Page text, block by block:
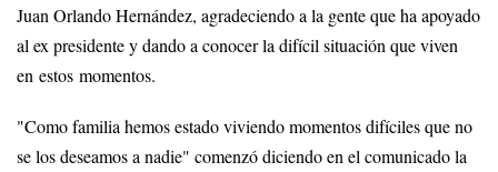
Juan Orlando Hernández, agradeciendo a la gente que ha apoyado
al ex presidente y dando a conocer la difícil situación que viven
en estos momentos.
"Como familia hemos estado viviendo momentos difíciles que no
se los deseamos a nadie" comenzó diciendo en el comunicado la